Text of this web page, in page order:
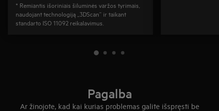
* Remiantis išoriniais šiluminės varžos tyrimais,
naudojant technologiją „3DScan“ ir taikant
standarto ISO 11092 reikalavimus.
Pagalba
Ar žinojote, kad kai kurias problemas galite išspręsti be